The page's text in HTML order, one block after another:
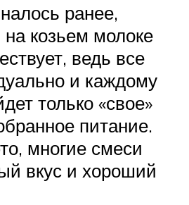
ранее,
козьем молоке
ведь все
и каждому
только «свое»
питание.
многие смеси
вкус и хороший